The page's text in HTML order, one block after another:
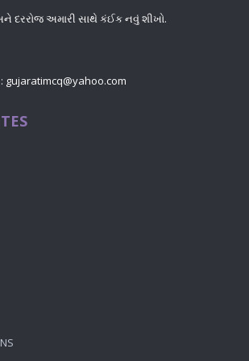
દરરોજ અમારી સાથે કંઈક નવું શીખો.
gujaratimcq@yahoo.com